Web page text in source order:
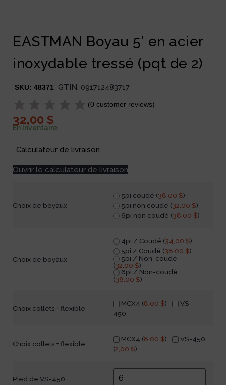
EASTMAN Boyau 5′ en acier
inoxydable tressé (pqt de 2)
SKU: 48371 GTIN: 091712483717
(0 customer reviews)
32,00 $
En Inventaire
Calculateur de livraison
Ouvrir le calculateur de livraison
Choix de boyaux
5pi coudé (38,00 $)
5pi non coudé (32,00 $)
6pi non coudé (38,00 $)
Choix de boyaux
4pi / Coudé (34,00 $)
5pi / Coudé (38,00 $)
5pi / Non-coudé
(32,00 $)
6pi / Non-coudé
(38,00 $)
Choix collets + flexible
MCX4 (8,00 $)
VS-
450
Choix collets + flexible
MCX4 (8,00 $)
VS-450
(2,00 $)
Pied de VS-450